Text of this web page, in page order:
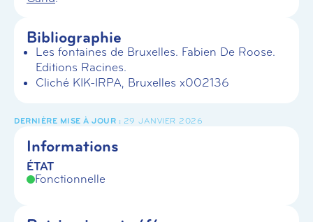
Bibliographie
Les fontaines de Bruxelles. Fabien De Roose.
Editions Racines.
Cliché KIK-IRPA, Bruxelles x002136
29 JANVIER 2026
Informations
ÉTAT
Fonctionnelle